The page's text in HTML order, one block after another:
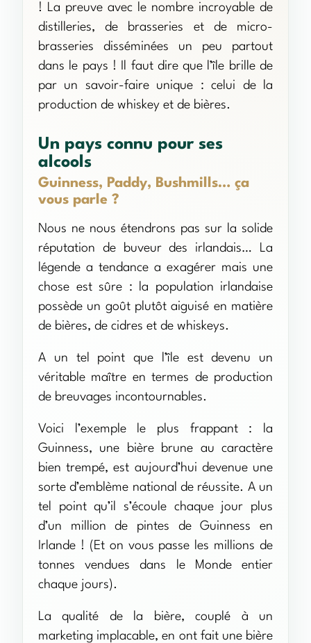
! La preuve avec le nombre incroyable de
distilleries, de brasseries et de micro-
brasseries disséminées un peu partout
dans le pays ! Il faut dire que l’île brille de
par un savoir-faire unique : celui de la
production de whiskey et de bières.
Un pays connu pour ses
alcools
Guinness, Paddy, Bushmills… ça
vous parle ?
Nous ne nous étendrons pas sur la solide
réputation de buveur des irlandais… La
légende a tendance a exagérer mais une
chose est sûre : la population irlandaise
possède un goût plutôt aiguisé en matière
de bières, de cidres et de whiskeys.
A un tel point que l’île est devenu un
véritable maître en termes de production
de breuvages incontournables.
Voici l’exemple le plus frappant : la
Guinness, une bière brune au caractère
bien trempé, est aujourd’hui devenue une
sorte d’emblème national de réussite. A un
tel point qu’il s’écoule chaque jour plus
d’un million de pintes de Guinness en
Irlande ! (Et on vous passe les millions de
tonnes vendues dans le Monde entier
chaque jours).
La qualité de la bière, couplé à un
marketing implacable, en ont fait une bière